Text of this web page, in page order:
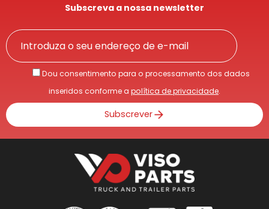
Subscreva a nossa newsletter
Dou consentimento para o processamento dos dados
inseridos conforme a política de privacidade.
Subscrever